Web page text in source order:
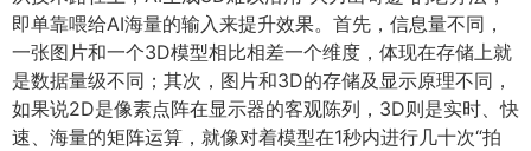
即单靠喂给AI海量的输入来提升效果。首先，信息量不同，
一张图片和一个3D模型相比相差一个维度，体现在存储上就
是数据量级不同；其次，图片和3D的存储及显示原理不同，
如果说2D是像素点阵在显示器的客观陈列，3D则是实时、快
速、海量的矩阵运算，就像对着模型在1秒内进行几十次“拍